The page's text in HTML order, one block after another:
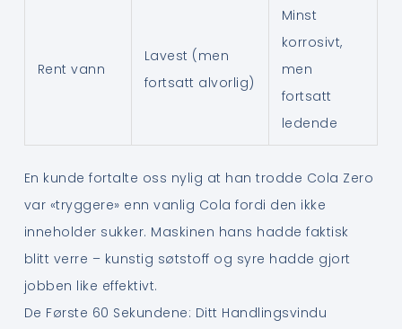
Rent vann
Lavest (men
fortsatt alvorlig)
Minst
korrosivt,
men
fortsatt
ledende
En kunde fortalte oss nylig at han trodde Cola Zero
var «tryggere» enn vanlig Cola fordi den ikke
inneholder sukker. Maskinen hans hadde faktisk
blitt verre – kunstig søtstoff og syre hadde gjort
jobben like effektivt.
De Første 60 Sekundene: Ditt Handlingsvindu